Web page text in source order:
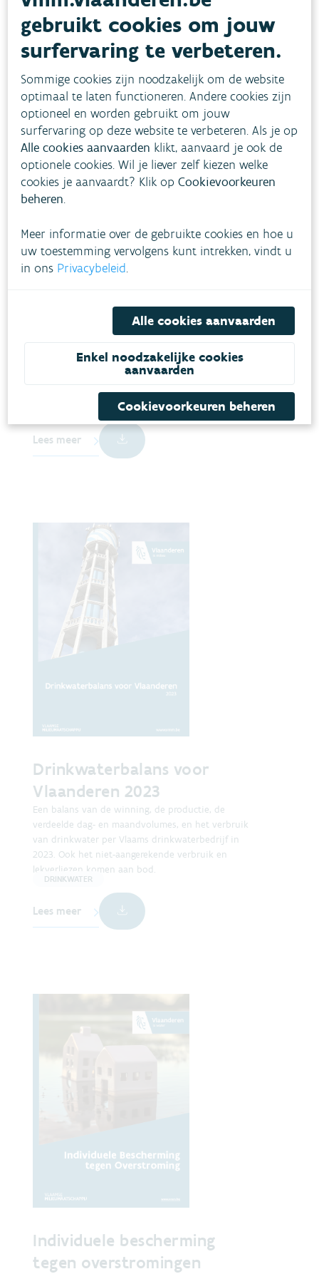
Publicaties
Waterwegwijzer bouwen en
verbouwen
Hoe pak je water in en rond de woning aan? Wat
zijn de technische voorschriften en aanbevelingen?
GRONDWATER
OVERSTROMINGEN
RIOLERING EN WATERZUIVERING
Lees meer
Drinkwaterbalans voor
Vlaanderen 2023
Een balans van de winning, de productie, de
verdeelde dag- en maandvolumes, en het verbruik
van drinkwater per Vlaams drinkwaterbedrijf in
2023. Ook het niet-aangerekende verbruik en
lekverliezen komen aan bod.
DRINKWATER
Lees meer
Individuele bescherming
tegen overstromingen
gebruikt cookies om jouw
surfervaring te verbeteren.
Sommige cookies zijn noodzakelijk om de website
optimaal te laten functioneren. Andere cookies zijn
optioneel en worden gebruikt om jouw
surfervaring op deze website te verbeteren. Als je op
Alle cookies aanvaarden klikt, aanvaard je ook de
optionele cookies. Wil je liever zelf kiezen welke
cookies je aanvaardt? Klik opCookievoorkeuren
beheren.
Meer informatie over de gebruikte cookies en hoe u
uw toestemming vervolgens kunt intrekken, vindt u
in ons Privacybeleid.
Alle cookies aanvaarden
Enkel noodzakelijke cookies
aanvaarden
Cookievoorkeuren beheren